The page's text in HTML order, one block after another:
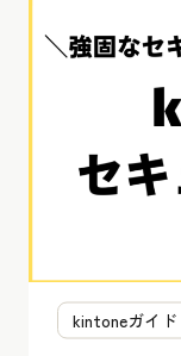
kintoneガイド